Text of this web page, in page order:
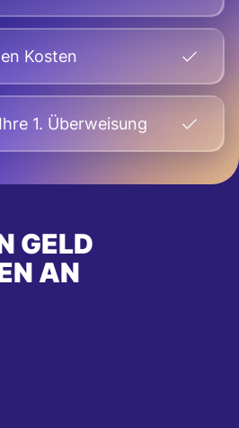
Kosten
1. Überweisung
GELD
AN